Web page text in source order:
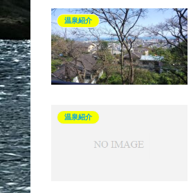
温泉紹介
温泉紹介